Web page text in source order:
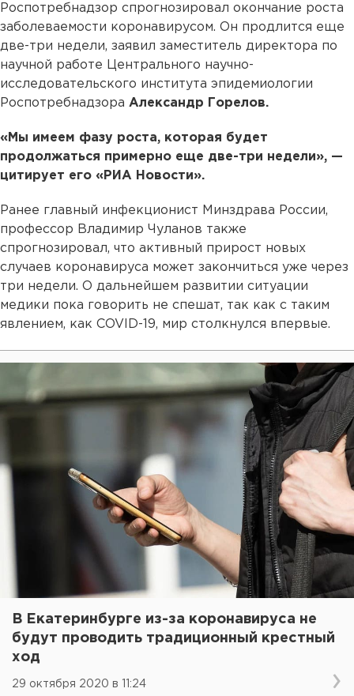
Роспотребнадзор спрогнозировал окончание роста
заболеваемости коронавирусом. Он продлится еще
две-три недели, заявил заместитель директора по
научной работе Центрального научно-
исследовательского института эпидемиологии
Роспотребнадзора Александр Горелов.
«Мы имеем фазу роста, которая будет
продолжаться примерно еще две-три недели», —
цитирует его «РИА Новости».
Ранее главный инфекционист Минздрава России,
профессор Владимир Чуланов также
спрогнозировал, что активный прирост новых
случаев коронавируса может закончиться уже через
три недели. О дальнейшем развитии ситуации
медики пока говорить не спешат, так как с таким
явлением, как COVID-19, мир столкнулся впервые.
В Екатеринбурге из-за коронавируса не
будут проводить традиционный крестный
ход
29 октября 2020 в 11:24